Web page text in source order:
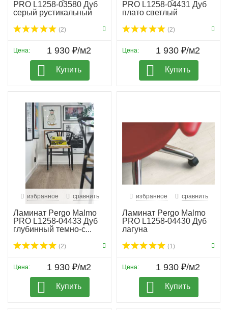
PRO L1258-03580 Дуб
серый рустикальный
(2)
Цена: 1 930 ₽/м2
Купить
PRO L1258-04431 Дуб
плато светлый
(2)
Цена: 1 930 ₽/м2
Купить
избранное сравнить
Ламинат Pergo Malmo
PRO L1258-04433 Дуб
глубинный темно-с...
(2)
Цена: 1 930 ₽/м2
Купить
избранное сравнить
Ламинат Pergo Malmo
PRO L1258-04430 Дуб
лагуна
(1)
Цена: 1 930 ₽/м2
Купить